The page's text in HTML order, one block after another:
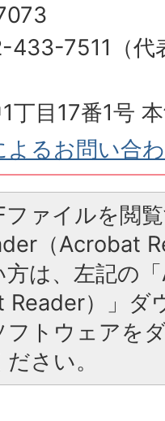
433-7511（代
丁目17番1号
よるお問い合
ファイルを閲
（Acrobat
は、左記の
Reader）」ダ
フトウェアを
さい。